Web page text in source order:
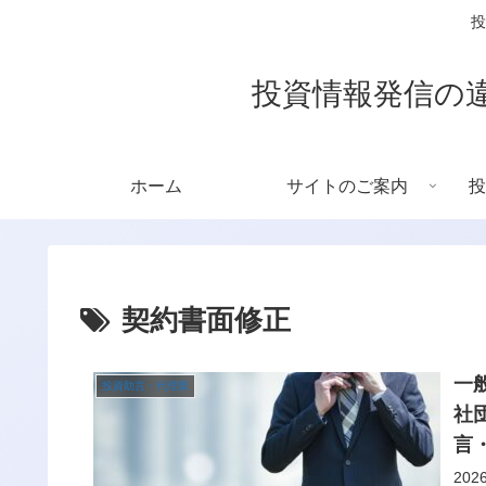
投資情報発信の
ホーム サイトのご案内
契約書面修正
投資助言・代理業
一
社
言